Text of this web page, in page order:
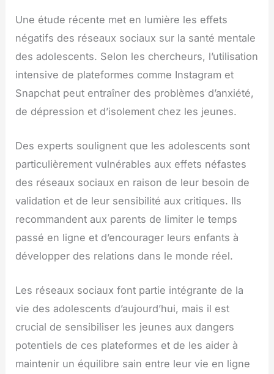
Une étude récente met en lumière les effets
négatifs des réseaux sociaux sur la santé mentale
des adolescents. Selon les chercheurs, l’utilisation
intensive de plateformes comme Instagram et
Snapchat peut entraîner des problèmes d’anxiété,
de dépression et d’isolement chez les jeunes.
Des experts soulignent que les adolescents sont
particulièrement vulnérables aux effets néfastes
des réseaux sociaux en raison de leur besoin de
validation et de leur sensibilité aux critiques. Ils
recommandent aux parents de limiter le temps
passé en ligne et d’encourager leurs enfants à
développer des relations dans le monde réel.
Les réseaux sociaux font partie intégrante de la
vie des adolescents d’aujourd’hui, mais il est
crucial de sensibiliser les jeunes aux dangers
potentiels de ces plateformes et de les aider à
maintenir un équilibre sain entre leur vie en ligne